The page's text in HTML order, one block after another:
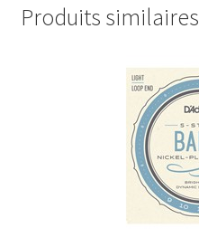
Produits similaires